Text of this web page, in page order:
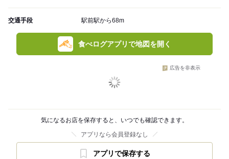
交通手段 駅前駅から68m
食べログアプリで地図を開く
広告を非表示
気になるお店を保存すると、いつでも確認できます。
アプリなら会員登録なし
アプリで保存する